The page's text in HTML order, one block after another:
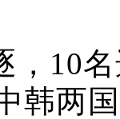
10
韩两